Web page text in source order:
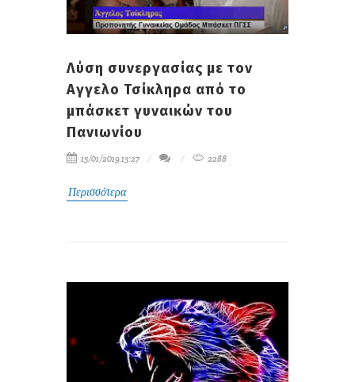
Λύση συνεργασίας με τον
Αγγελο Τσίκληρα από το
μπάσκετ γυναικών του
Πανιωνίου
15/01/2019 13:27 2288
Περισσότερα